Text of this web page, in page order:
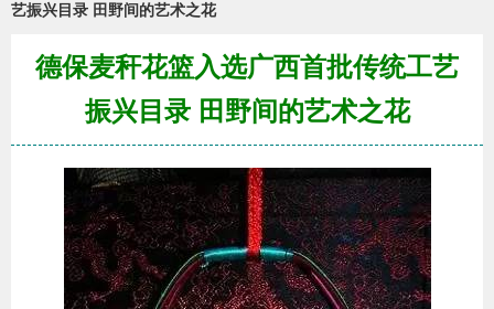
艺振兴目录 田野间的艺术之花
德保麦秆花篮入选广西首批传统工艺
振兴目录 田野间的艺术之花